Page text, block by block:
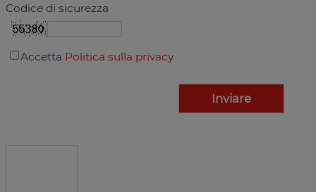
Codice di sicurezza
Accetta Politica sulla privacy